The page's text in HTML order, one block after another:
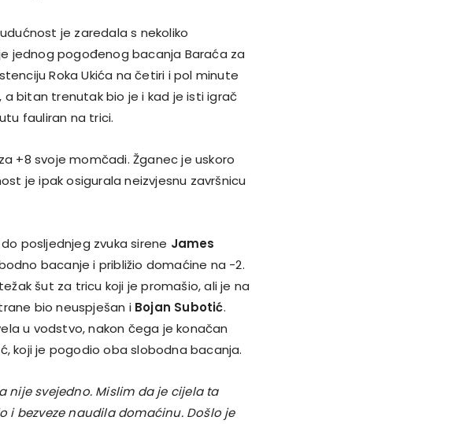
je zaredala s nekoliko
jednog pogođenog bacanja Baraća za
Roka Ukića na četiri i pol minute
bitan trenutak bio je i kad je isti igrač
fauliran na trici.
+8 svoje momčadi. Žganec je uskoro
je ipak osigurala neizvjesnu završnicu
posljednjeg zvuka sirene James
bacanje i približio domaćine na -2.
šut za tricu koji je promašio, ali je na
bio neuspješan i Bojan Subotić.
u vodstvo, nakon čega je konačan
koji je pogodio oba slobodna bacanja.
nije svejedno. Mislim da je cijela ta
bezveze naudila domaćinu. Došlo je